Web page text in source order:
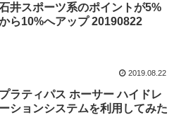
井スポーツ系のポイントが5%
ら10%へアップ 20190822
2019.08.22
プラティパス ホーサー ハイドレ
ーションシステムを利用してみた